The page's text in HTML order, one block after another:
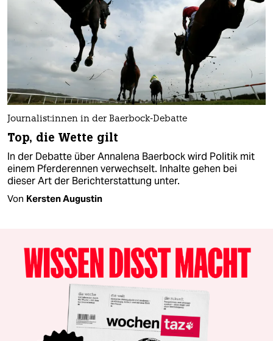
Jour­na­lis­t:innen in der Baerbock-Debatte
Top, die Wette gilt
In der Debatte über Annalena Baerbock wird Politik mit
einem Pferderennen verwechselt. Inhalte gehen bei
dieser Art der Berichterstattung unter.
Von Kersten Augustin